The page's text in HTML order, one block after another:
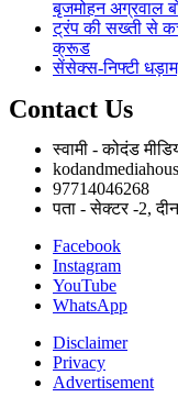
बृजमोहन अग्रवाल
ट्रंप की सख्ती से
क्रूड
सेंसेक्स-निफ्टी
Contact Us
स्वामी - कोदंड
97714046268
पता - सेक्टर -2,
Facebook
Instagram
YouTube
WhatsApp
Disclaimer
Privacy
Advertisement